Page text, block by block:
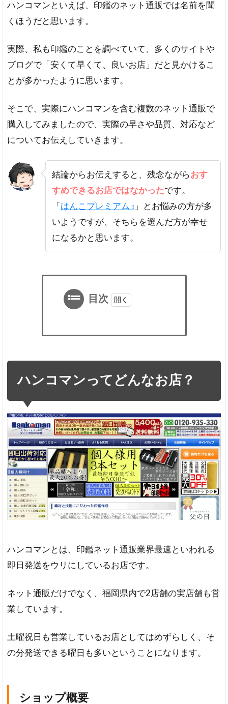
ハンコマンといえば、印鑑のネット通販では名前を聞
くほうだと思います。
実際、私も印鑑のことを調べていて、多くのサイトや
ブログで「安くて早くて、良いお店」だと見かけるこ
とが多かったように思います。
そこで、実際にハンコマンを含む複数のネット通販で
購入してみましたので、実際の早さや品質、対応など
についてお伝えしていきます。
結論からお伝えすると、残念ながらおす
すめできるお店ではなかったです。
「 はんこプレミアム
」とお悩みの方が多
いようですが、そちらを選んだ方が幸せ
になるかと思います。
目次
ンっ
んな
シ
ョ
ッ
プ
概
要
取
り
扱
体
取
い
材
手
対
ハンコマンってどんなお店？
ハンコマンとは、印鑑ネット通販業界最速といわれる
即日発送をウリにしているお店です。
ネット通販だけでなく、福岡県内で2店舗の実店舗も営
業しています。
土曜祝日も営業しているお店としてはめずらしく、そ
の分発送できる曜日も多いということになります。
ショップ概要